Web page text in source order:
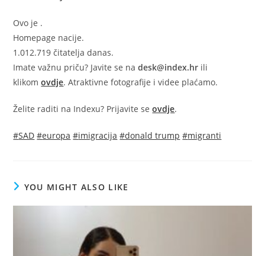
Ovo je .
Homepage nacije.
1.012.719 čitatelja danas.
Imate važnu priču? Javite se nadesk@index.hr ili
klikomovdje. Atraktivne fotografije i videe plaćamo.
Želite raditi na Indexu? Prijavite seovdje.
#SAD #europa #imigracija #donald trump #migranti
YOU MIGHT ALSO LIKE